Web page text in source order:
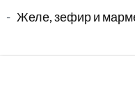
Желе, зефир и